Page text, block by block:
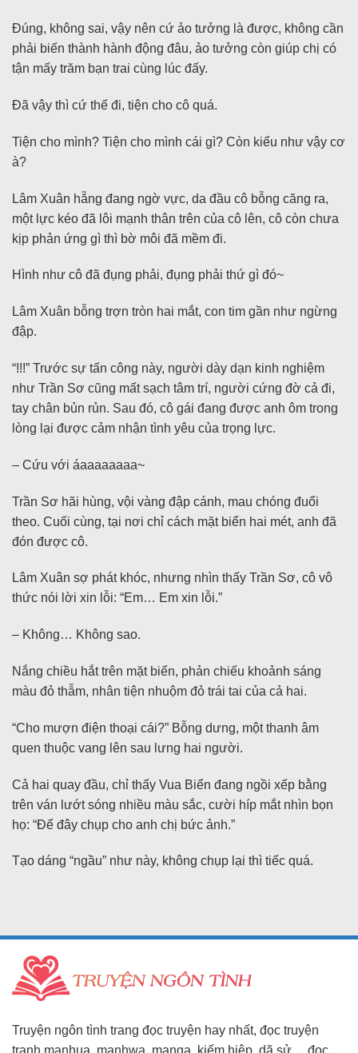
Đúng, không sai, vậy nên cứ ảo tưởng là được, không cần
phải biến thành hành động đâu, ảo tưởng còn giúp chị có
tận mấy trăm bạn trai cùng lúc đấy.
Đã vậy thì cứ thế đi, tiện cho cô quá.
Tiện cho mình? Tiện cho mình cái gì? Còn kiểu như vậy cơ
à?
Lâm Xuân hẵng đang ngờ vực, da đầu cô bỗng căng ra,
một lực kéo đã lôi mạnh thân trên của cô lên, cô còn chưa
kịp phản ứng gì thì bờ môi đã mềm đi.
Hình như cô đã đụng phải, đụng phải thứ gì đó~
Lâm Xuân bỗng trợn tròn hai mắt, con tim gần như ngừng
đập.
“!!!” Trước sự tấn công này, người dày dạn kinh nghiệm
như Trần Sơ cũng mất sạch tâm trí, người cứng đờ cả đi,
tay chân bủn rủn. Sau đó, cô gái đang được anh ôm trong
lòng lại được cảm nhận tình yêu của trọng lực.
– Cứu với áaaaaaaaa~
Trần Sơ hãi hùng, vội vàng đập cánh, mau chóng đuổi
theo. Cuối cùng, tại nơi chỉ cách mặt biển hai mét, anh đã
đón được cô.
Lâm Xuân sợ phát khóc, nhưng nhìn thấy Trần Sơ, cô vô
thức nói lời xin lỗi: “Em… Em xin lỗi.”
– Không… Không sao.
Nắng chiều hắt trên mặt biển, phản chiếu khoảnh sáng
màu đỏ thẫm, nhân tiện nhuộm đỏ trái tai của cả hai.
“Cho mượn điện thoại cái?” Bỗng dưng, một thanh âm
quen thuộc vang lên sau lưng hai người.
Cả hai quay đầu, chỉ thấy Vua Biển đang ngồi xếp bằng
trên ván lướt sóng nhiều màu sắc, cười híp mắt nhìn bọn
họ: “Để đây chụp cho anh chị bức ảnh.”
Tạo dáng “ngầu” như này, không chụp lại thì tiếc quá.
Truyện ngôn tình trang đọc truyện hay nhất, đọc truyện
tranh manhua, manhwa, manga, kiếm hiệp, dã sử,…đọc